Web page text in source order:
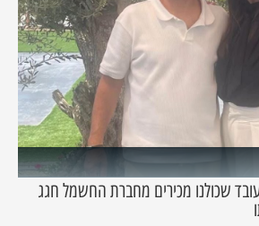
שכולנו מכירים מחברת החשמל חגג